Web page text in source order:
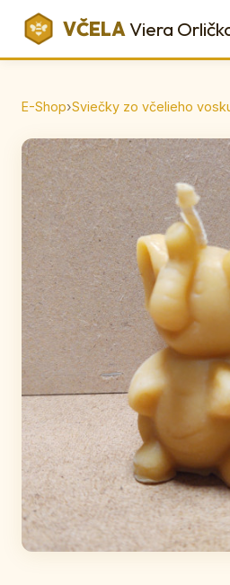
VČELAViera
E-Shop›Sviečky zo včelieho